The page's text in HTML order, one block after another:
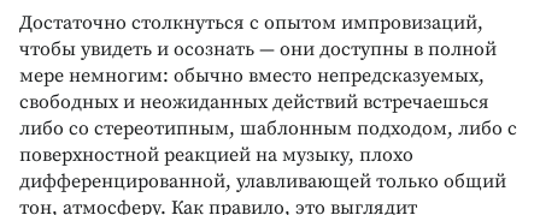
Достаточно столкнуться с опытом импровизаций,
чтобы увидеть и осознать — они доступны в полной
мере немногим: обычно вместо непредсказуемых,
свободных и неожиданных действий встречаешься
либо со стереотипным, шаблонным подходом, либо с
поверхностной реакцией на музыку, плохо
дифференцированной, улавливающей только общий
тон, атмосферу. Как правило, это выглядит